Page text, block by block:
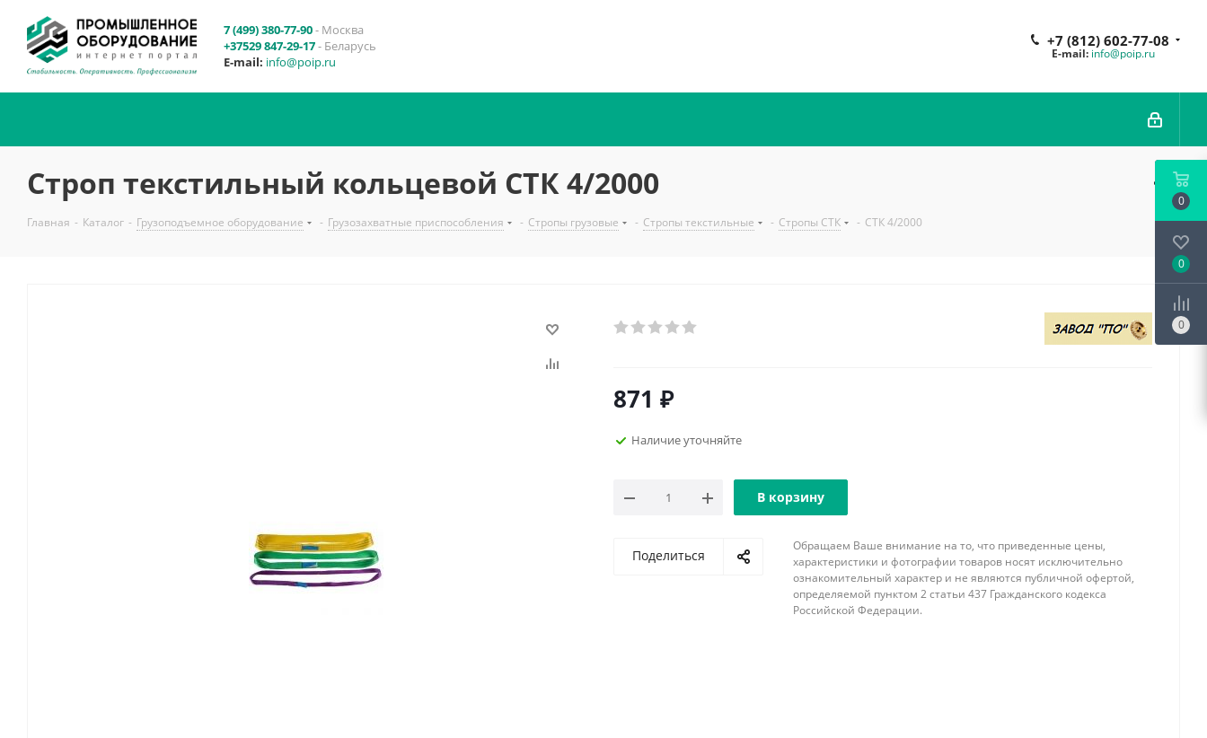
7 (499) 380-77-90- Москва
+37529 847-29-17- Беларусь
E-mail: info@poip.ru
+7 (812) 602-77-08
E-mail: info@poip.ru
Строп текстильный кольцевой СТК 4/2000
Главная - Каталог - Грузоподъемное оборудование - Грузозахватные приспособления - Стропы грузовые - Стропы текстильные - Стропы СТК - СТК 4/2000
871 ₽
Наличие уточняйте
В корзину
Поделиться
Обращаем Ваше внимание на то, что приведенные цены,
характеристики и фотографии товаров носят исключительно
ознакомительный характер и не являются публичной офертой,
определяемой пунктом 2 статьи 437 Гражданского кодекса
Российской Федерации.
0
0
0